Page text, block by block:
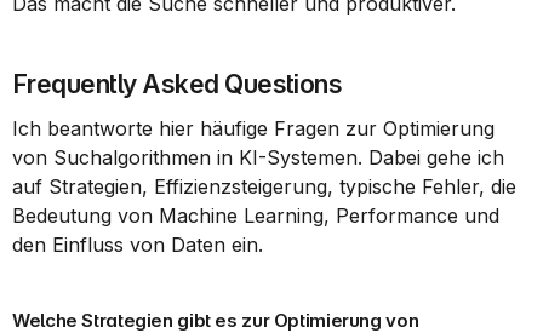
Frequently Asked Questions
Ich beantworte hier häufige Fragen zur Optimierung
von Suchalgorithmen in KI-Systemen. Dabei gehe ich
auf Strategien, Effizienzsteigerung, typische Fehler, die
Bedeutung von Machine Learning, Performance und
den Einfluss von Daten ein.
Welche Strategien gibt es zur Optimierung von